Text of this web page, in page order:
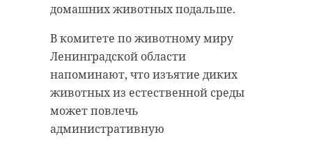
домашних животных подальше.
В комитете по животному миру
Ленинградской области
напоминают, что изъятие диких
животных из естественной среды
может повлечь
административную